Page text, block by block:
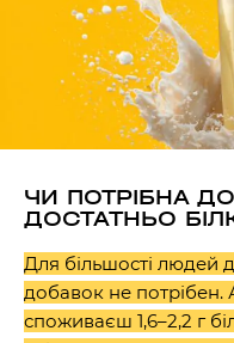
ЧИ ПОТРІБНА
ДОСТАТНЬО
Для більшості людей
добавок не
споживаєш 1,6–2,2 г